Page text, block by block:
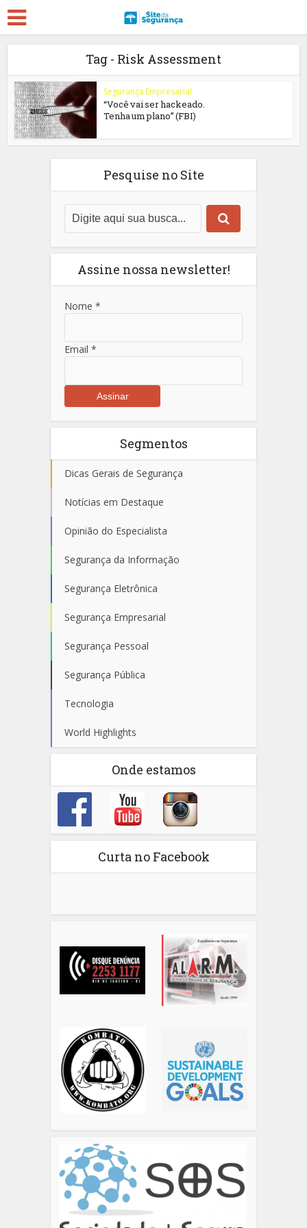
Tag - Risk Assessment
Segurança Empresarial
“Você vai ser hackeado.
Tenha um plano” (FBI)
Pesquise no Site
Assine nossa newsletter!
Nome *
Email *
Segmentos
Dicas Gerais de Segurança
Notícias em Destaque
Opinião do Especialista
Segurança da Informação
Segurança Eletrônica
Segurança Empresarial
Segurança Pessoal
Segurança Pública
Tecnologia
World Highlights
Onde estamos
Curta no Facebook